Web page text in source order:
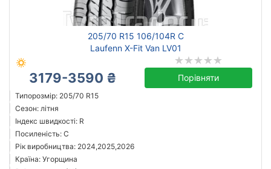
205/70 R15 106/104R C
Laufenn X-Fit Van LV01
3179-3590 ₴ Порівняти
Типорозмір: 205/70 R15
Сезон: літня
Індекс швидкості: R
Посиленість: C
Рік виробництва: 2024,2025,2026
Країна: Угорщина